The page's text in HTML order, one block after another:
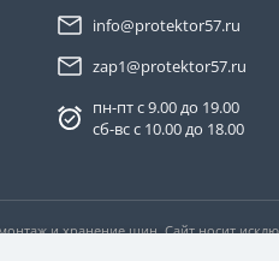
info@protektor57.ru
zap1@protektor57.ru
пн-пт с 9.00 до 19.00
сб-вс с 10.00 до 18.00
и хранение шин. Сайт носит